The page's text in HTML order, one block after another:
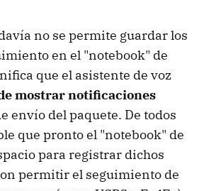
no se permite guardar los
en el "notebook" de
que el asistente de voz
mostrar notificaciones
envío del paquete. De todos
que pronto el "notebook" de
para registrar dichos
permitir el seguimiento de